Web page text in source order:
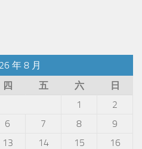
年 8 月
四 五 六
日
1
2
6 7 8
9
13 14 15
16